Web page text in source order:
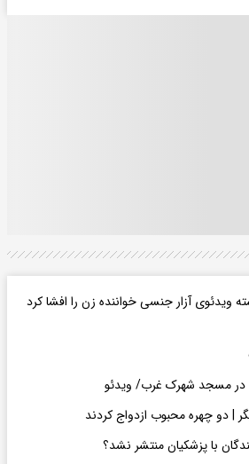
ویدئوی آزار جنسی خواننده زن را افشا کرد
در مسجد شهرک غرب/ ویدئو
| دو چهره محبوب ازدواج کردند
با پزشکیان منتشر نشد؟